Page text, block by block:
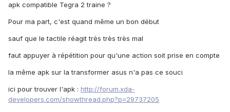
apk compatible Tegra 2 traine ?
Pour ma part, c'est quand même un bon début
sauf que le tactile réagit très très très mal
faut appuyer à répétition pour qu'une action soit prise en compte
la même apk sur la transformer asus n'a pas ce souci
ici pour trouver l'apk : http://forum.xda-
developers.com/showthread.php?p=29737205